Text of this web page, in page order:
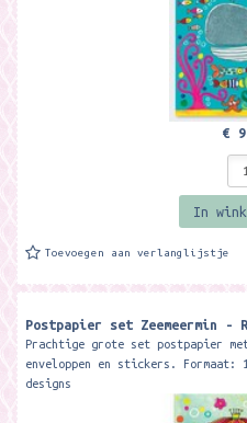
€
In
Toevoegen aan verlanglijstje
Postpapier set Zeemeermin -
Prachtige grote set postpapier
enveloppen en stickers. Formaat:
designs